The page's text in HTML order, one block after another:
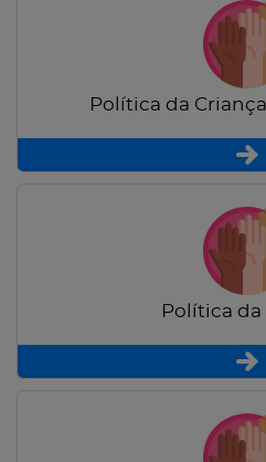
Política da
Política